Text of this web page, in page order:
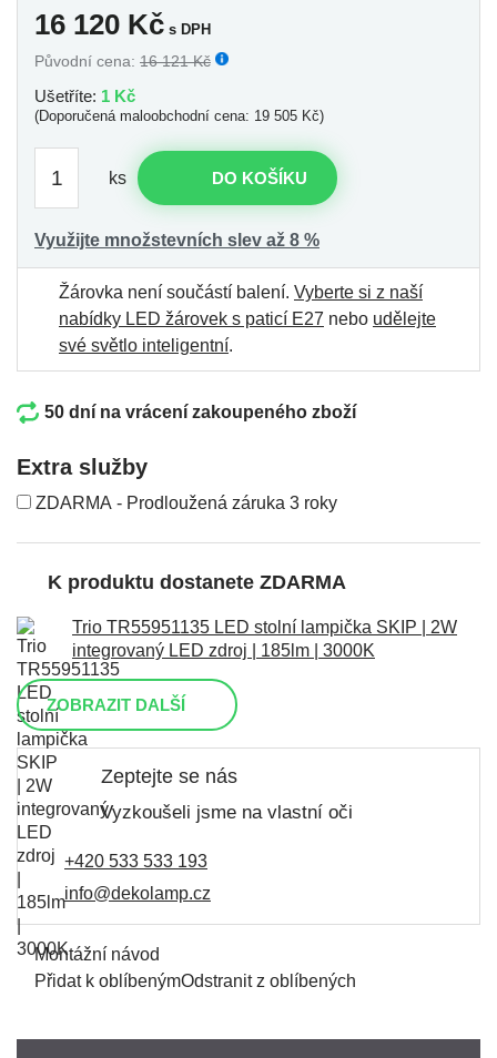
16 120 Kč s DPH
Původní cena: 16 121 Kč
Ušetříte: 1 Kč
(Doporučená maloobchodní cena: 19 505 Kč)
ks DO KOŠÍKU
Využijte množstevních slev až 8 %
Žárovka není součástí balení. Vyberte si z naší
nabídky LED žárovek s paticí E27 nebo udělejte
své světlo inteligentní.
50 dní na vrácení zakoupeného zboží
Extra služby
ZDARMA - Prodloužená záruka 3 roky
K produktu dostanete ZDARMA
Trio TR55951135 LED stolní lampička SKIP | 2W
integrovaný LED zdroj | 185lm | 3000K
ZOBRAZIT DALŠÍ
Zeptejte se nás
Vyzkoušeli jsme na vlastní oči
+420 533 533 193
info@dekolamp.cz
Montážní návod
Přidat k oblíbenýmOdstranit z oblíbených